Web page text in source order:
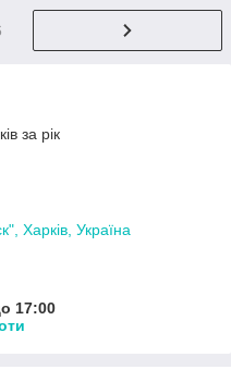
за рік
Харків, Україна
17:00